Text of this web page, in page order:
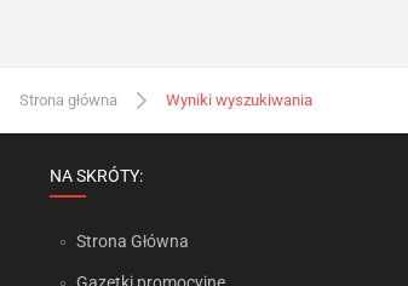
Strona główna Wyniki wyszukiwania
NA SKRÓTY:
Strona Główna